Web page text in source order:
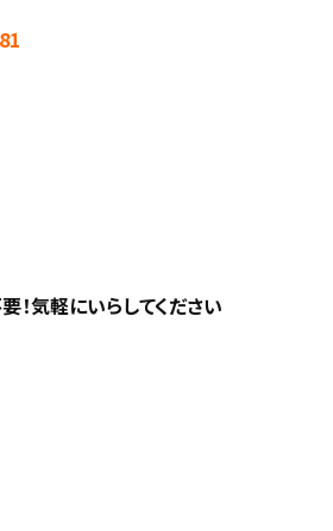
！気軽にいらしてください